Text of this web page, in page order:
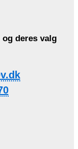
deres valg